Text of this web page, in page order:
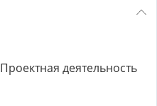
Проектная деятельность